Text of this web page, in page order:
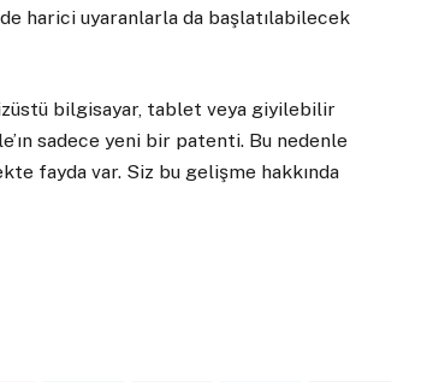
harici uyaranlarla da başlatılabilecek
bilgisayar, tablet veya giyilebilir
sadece yeni bir patenti. Bu nedenle
fayda var. Siz bu gelişme hakkında